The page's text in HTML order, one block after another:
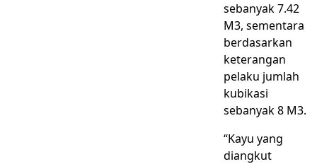
sebanyak 7.42
M3, sementara
berdasarkan
keterangan
pelaku jumlah
kubikasi
sebanyak 8 M3.
“Kayu yang
diangkut